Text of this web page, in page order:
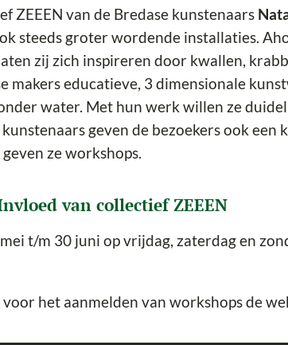
ZEEEN van de Bredase kunstenaars
steeds groter wordende installaties.
zij zich inspireren door kwallen,
makers educatieve, 3 dimensionale
water. Met hun werk willen ze
geven de bezoekers ook een
ze workshops.
van collectief ZEEEN
t/m 30 juni op vrijdag, zaterdag en
het aanmelden van workshops de